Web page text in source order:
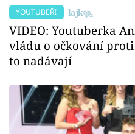
YOUTUBEŘI
VIDEO: Youtuberka
vládu o očkování
to nadávají